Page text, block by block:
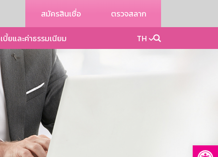
สมัครสินเชื่อ ตรวจสลาก
บี้ยและค่าธรรมเนียม TH